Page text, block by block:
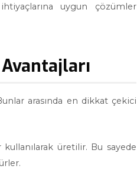
uygun çözümler
arasında en dikkat çekici
üretilir. Bu sayede